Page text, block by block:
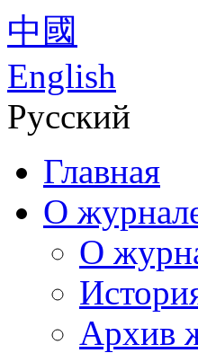
中國
English
Русский
Главная
О
О
Архив